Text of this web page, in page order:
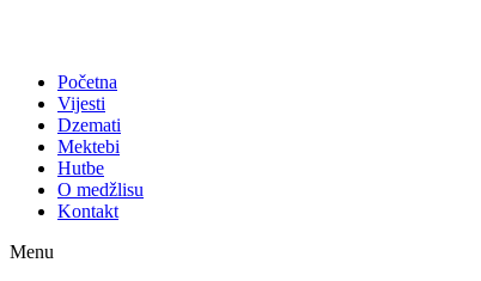
Početna
Vijesti
Dzemati
Mektebi
Hutbe
O medžlisu
Kontakt
Menu